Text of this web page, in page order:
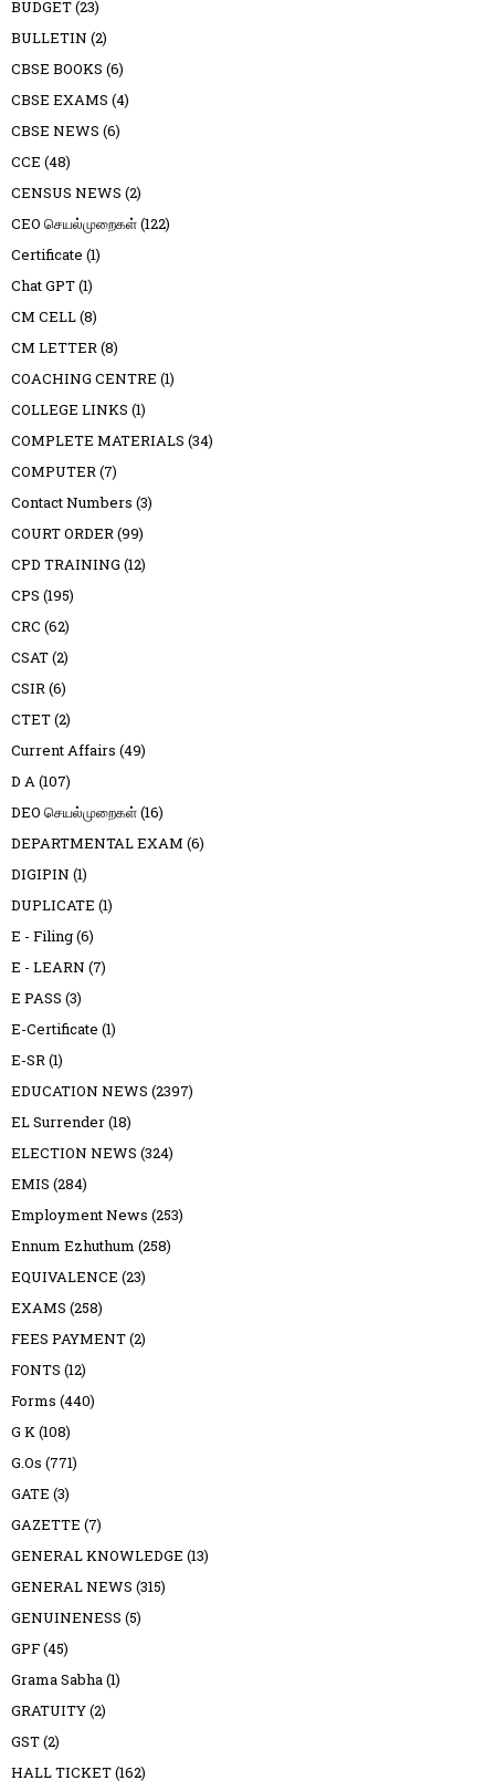
BUDGET(23)
BULLETIN (2)
CBSE BOOKS (6)
CBSE EXAMS (4)
CBSE NEWS (6)
CCE (48)
CENSUS NEWS (2)
CEO செயல்முறைகள்(122)
Certificate (1)
Chat GPT(1)
CM CELL(8)
CM LETTER(8)
COACHING CENTRE (1)
COLLEGE LINKS (1)
COMPLETE MATERIALS (34)
COMPUTER(7)
Contact Numbers (3)
COURT ORDER(99)
CPD TRAINING (12)
CPS (195)
CRC (62)
CSAT(2)
CSIR(6)
CTET(2)
Current Affairs (49)
D A(107)
DEO செயல்முறைகள்(16)
DEPARTMENTAL EXAM (6)
DIGIPIN (1)
DUPLICATE (1)
E - Filing(6)
E - LEARN (7)
E PASS (3)
E-Certificate (1)
E-SR(1)
EDUCATION NEWS (2397)
EL Surrender(18)
ELECTION NEWS (324)
EMIS (284)
Employment News (253)
Ennum Ezhuthum (258)
EQUIVALENCE (23)
EXAMS (258)
FEES PAYMENT(2)
FONTS (12)
Forms (440)
G K(108)
G.Os (771)
GATE (3)
GAZETTE (7)
GENERAL KNOWLEDGE (13)
GENERAL NEWS (315)
GENUINENESS (5)
GPF(45)
Grama Sabha(1)
GRATUITY(2)
GST(2)
HALL TICKET(162)